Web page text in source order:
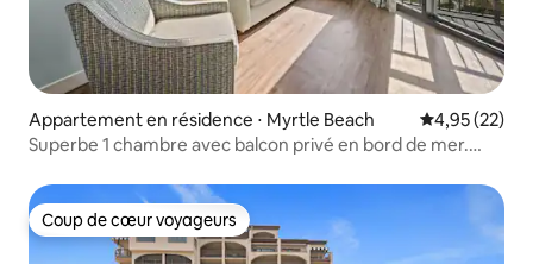
Appartement en résidence ⋅ Myrtle Beach Évaluation
4,95 (22)
Superbe 1 chambre avec balcon privé en bord de mer.
Coup de cœur voyageurs
Coup de cœur voyageurs